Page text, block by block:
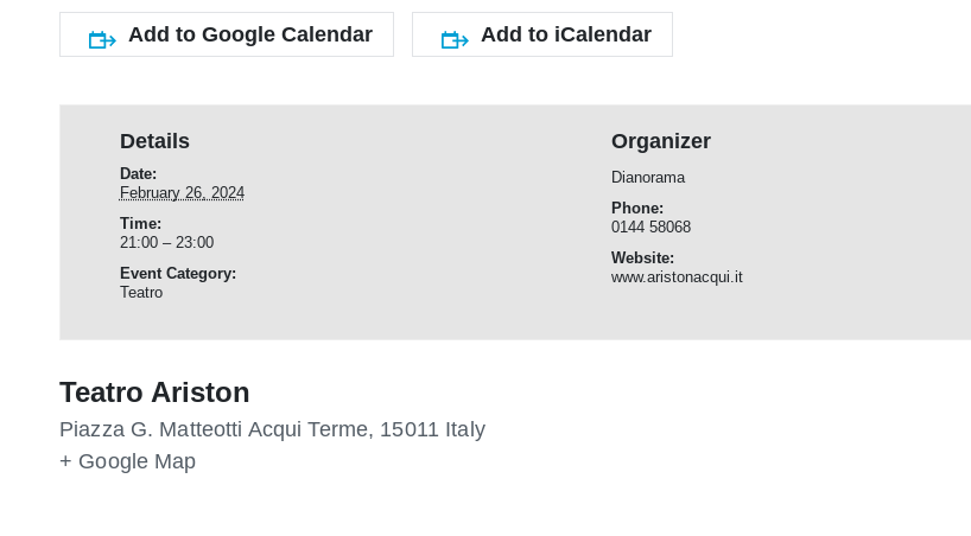
Add to Google Calendar Add to iCalendar
Details
Date:
February 26, 2024
Time:
21:00 – 23:00
Event Category:
Teatro
Organizer
Dianorama
Phone:
0144 58068
Website:
www.aristonacqui.it
Teatro Ariston
Piazza G. Matteotti Acqui Terme, 15011 Italy
+ Google Map